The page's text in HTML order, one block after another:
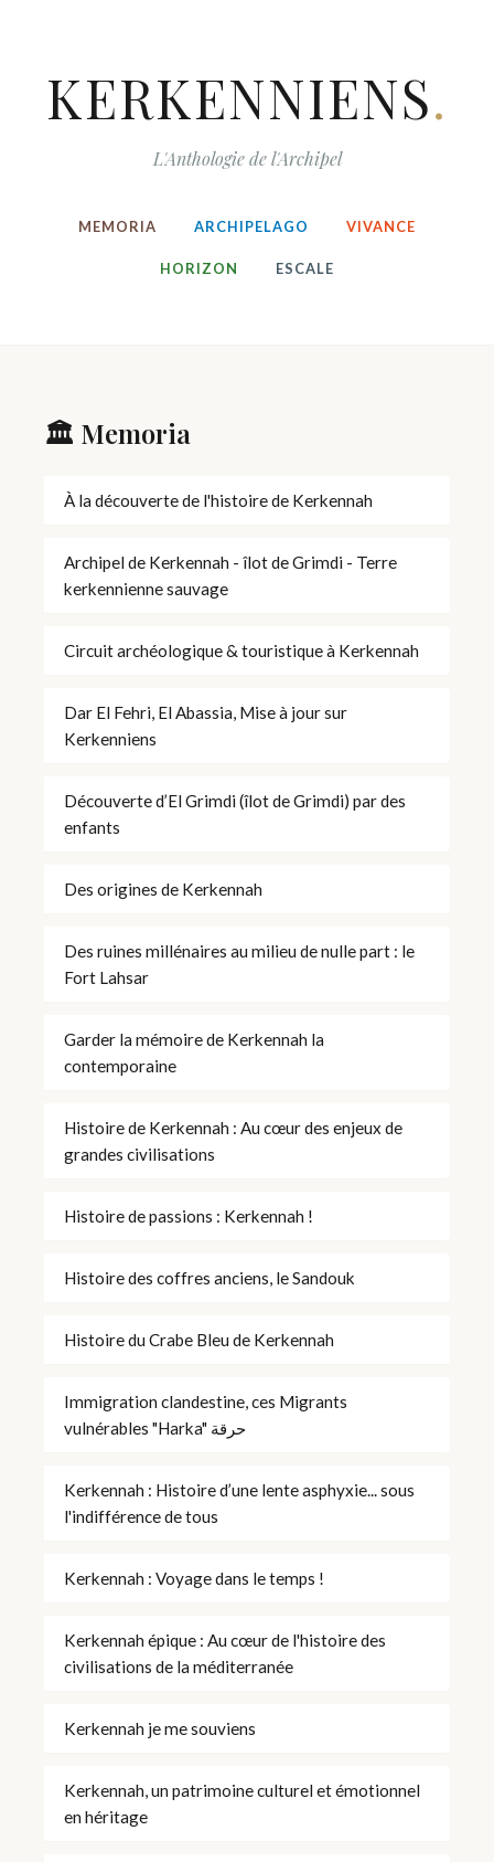
KERKENNIENS.
L'Anthologie de l'Archipel
MEMORIA ARCHIPELAGO VIVANCE
HORIZON ESCALE
🏛️ Memoria
À la découverte de l'histoire de Kerkennah
Archipel de Kerkennah - îlot de Grimdi - Terre
kerkennienne sauvage
Circuit archéologique & touristique à Kerkennah
Dar El Fehri, El Abassia, Mise à jour sur
Kerkenniens
Découverte d’El Grimdi (îlot de Grimdi) par des
enfants
Des origines de Kerkennah
Des ruines millénaires au milieu de nulle part : le
Fort Lahsar
Garder la mémoire de Kerkennah la
contemporaine
Histoire de Kerkennah : Au cœur des enjeux de
grandes civilisations
Histoire de passions : Kerkennah !
Histoire des coffres anciens, le Sandouk
Histoire du Crabe Bleu de Kerkennah
Immigration clandestine, ces Migrants
vulnérables "Harka" حرقة
Kerkennah : Histoire d’une lente asphyxie... sous
l'indifférence de tous
Kerkennah : Voyage dans le temps !
Kerkennah épique : Au cœur de l'histoire des
civilisations de la méditerranée
Kerkennah je me souviens
Kerkennah, un patrimoine culturel et émotionnel
en héritage